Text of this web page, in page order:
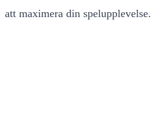
att maximera din spelupplevelse.